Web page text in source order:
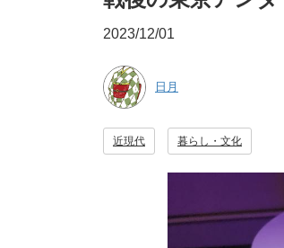
2023/12/01
日月
近現代 暮らし・文化